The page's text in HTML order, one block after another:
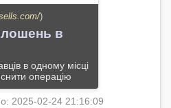
)
в
в одному місці
операцію
2025-02-24 21:16:09